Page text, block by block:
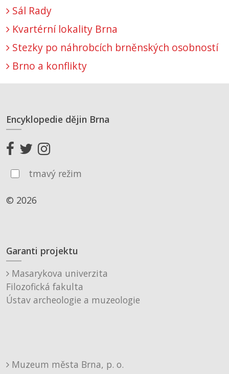
Sál Rady
Kvartérní lokality Brna
Stezky po náhrobcích brněnských osobností
Brno a konflikty
Encyklopedie dějin Brna
tmavý režim
© 2026
Garanti projektu
Masarykova univerzita
Filozofická fakulta
Ústav archeologie a muzeologie
Muzeum města Brna, p. o.